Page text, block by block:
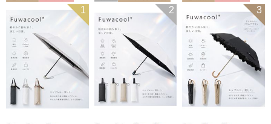
ギフト向け
1
メディア掲載商 2
ギフト向け
WOMEN
3